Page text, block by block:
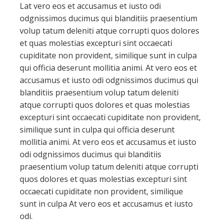
Lat vero eos et accusamus et iusto odi
odgnissimos ducimus qui blanditiis praesentium
volup tatum deleniti atque corrupti quos dolores
et quas molestias excepturi sint occaecati
cupiditate non provident, similique sunt in culpa
qui officia deserunt mollitia animi. At vero eos et
accusamus et iusto odi odgnissimos ducimus qui
blanditiis praesentium volup tatum deleniti
atque corrupti quos dolores et quas molestias
excepturi sint occaecati cupiditate non provident,
similique sunt in culpa qui officia deserunt
mollitia animi. At vero eos et accusamus et iusto
odi odgnissimos ducimus qui blanditiis
praesentium volup tatum deleniti atque corrupti
quos dolores et quas molestias excepturi sint
occaecati cupiditate non provident, similique
sunt in culpa At vero eos et accusamus et iusto
odi.